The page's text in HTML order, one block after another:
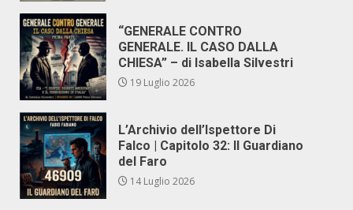
“GENERALE CONTRO
GENERALE. IL CASO DALLA
CHIESA” – di Isabella Silvestri
19 Luglio 2026
L’Archivio dell’Ispettore Di
Falco | Capitolo 32: Il Guardiano
del Faro
14 Luglio 2026